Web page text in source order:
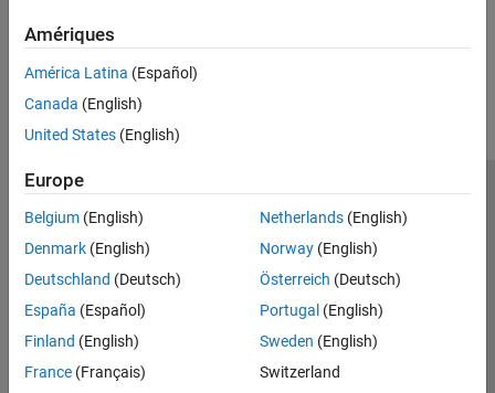
Amériques
América Latina (Español)
Canada (English)
United States (English)
Europe
Belgium (English)
Denmark (English)
Deutschland (Deutsch)
España (Español)
Finland (English)
France (Français)
Netherlands(English)
Norway(English)
Österreich (Deutsch)
Portugal (English)
Sweden (English)
Switzerland
Lutte anti-piratage
Contacts locaux
© 1994-2026 The MathWorks, Inc.